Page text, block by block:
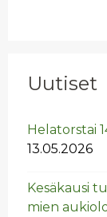
Uutiset
He­la­tors­tai
13.05.2026
Ke­sä­kausi
mien